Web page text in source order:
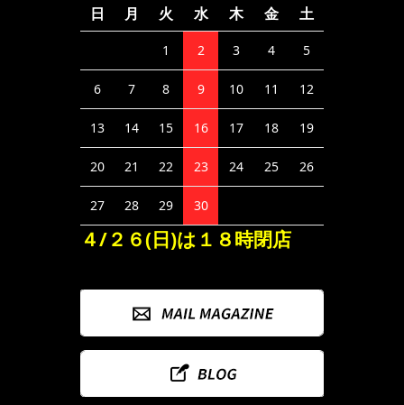
日
月 火 水 木 金 土
1 2 3 4 5
6 7 8 9 10 11 12
13 14 15 16 17 18 19
20 21 22 23 24 25 26
27 28 29 30
４/２６(日)は１８時閉店